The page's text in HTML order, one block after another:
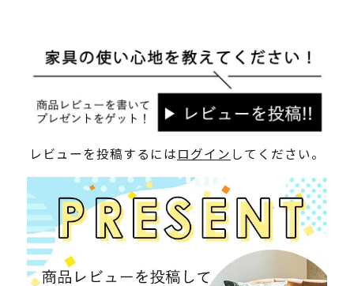
レビューを投稿するにはログイン してください。